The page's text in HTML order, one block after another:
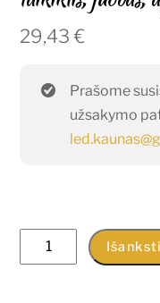
29,43€
Prašome
užsakymo
produkto
kiekis: